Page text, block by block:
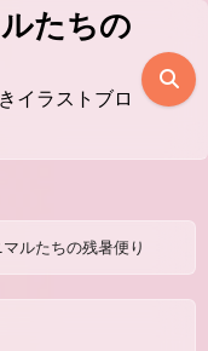
たちの
イラストブロ
マルたちの残暑便り